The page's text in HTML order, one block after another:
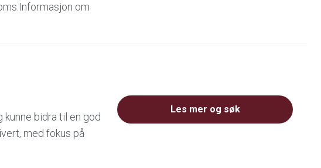
om
bidra til en god
med fokus på
Les mer og søk